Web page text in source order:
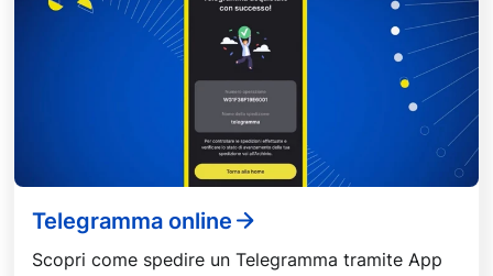
Telegramma online
Scopri come spedire un Telegramma tramite App